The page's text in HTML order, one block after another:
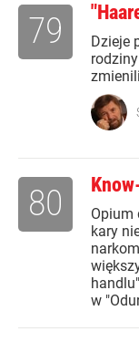
Dzieje
79
Opium
kary
w
80